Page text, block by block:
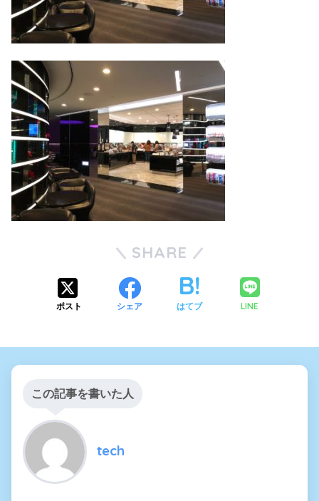
SHARE
ポスト シェア はてブ LINE
この記事を書いた人
tech